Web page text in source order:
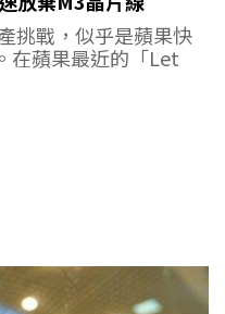
挑戰，似乎是蘋果快
在蘋果最近的「Let